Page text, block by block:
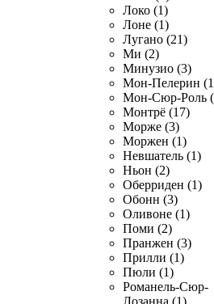
Локо (1)
Лоне (1)
Лугано (21)
Ми (2)
Минузио (3)
Мон-Пелерин
Мон-Сюр-Роль
Монтрё (17)
Морже (3)
Моржен (1)
Невшатель (1)
Ньон (2)
Оберриден (1)
Обонн (3)
Оливоне (1)
Поми (2)
Пранжен (3)
Прилли (1)
Пюли (1)
Романель-Сюр-
Лозанна (1)